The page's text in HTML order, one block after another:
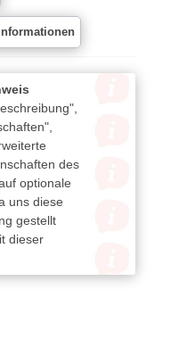
des
optionale
uns diese
gestellt
dieser